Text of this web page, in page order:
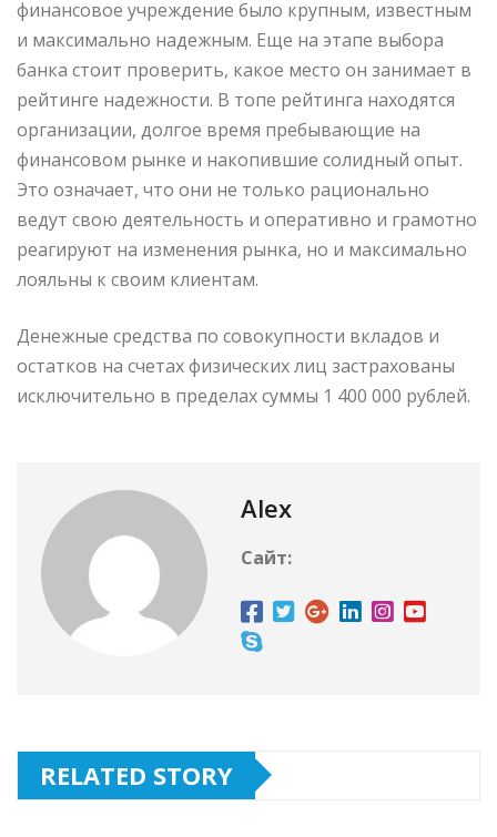
финансовое учреждение было крупным, известным
и максимально надежным. Еще на этапе выбора
банка стоит проверить, какое место он занимает в
рейтинге надежности. В топе рейтинга находятся
организации, долгое время пребывающие на
финансовом рынке и накопившие солидный опыт.
Это означает, что они не только рационально
ведут свою деятельность и оперативно и грамотно
реагируют на изменения рынка, но и максимально
лояльны к своим клиентам.
Денежные средства по совокупности вкладов и
остатков на счетах физических лиц застрахованы
исключительно в пределах суммы 1 400 000 рублей.
Alex
Сайт:
RELATED STORY